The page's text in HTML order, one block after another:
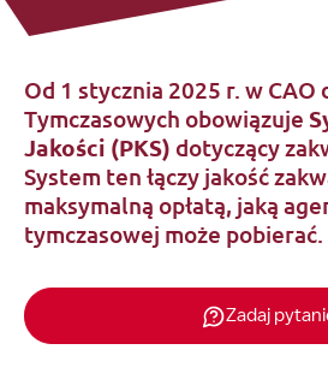
Od 1 stycznia 2025 r. w
Tymczasowych obowiązuje
Jakości (PKS) dotyczący
System ten łączy jakość
maksymalną opłatą, jaką
tymczasowej może pobierać.
Zadaj